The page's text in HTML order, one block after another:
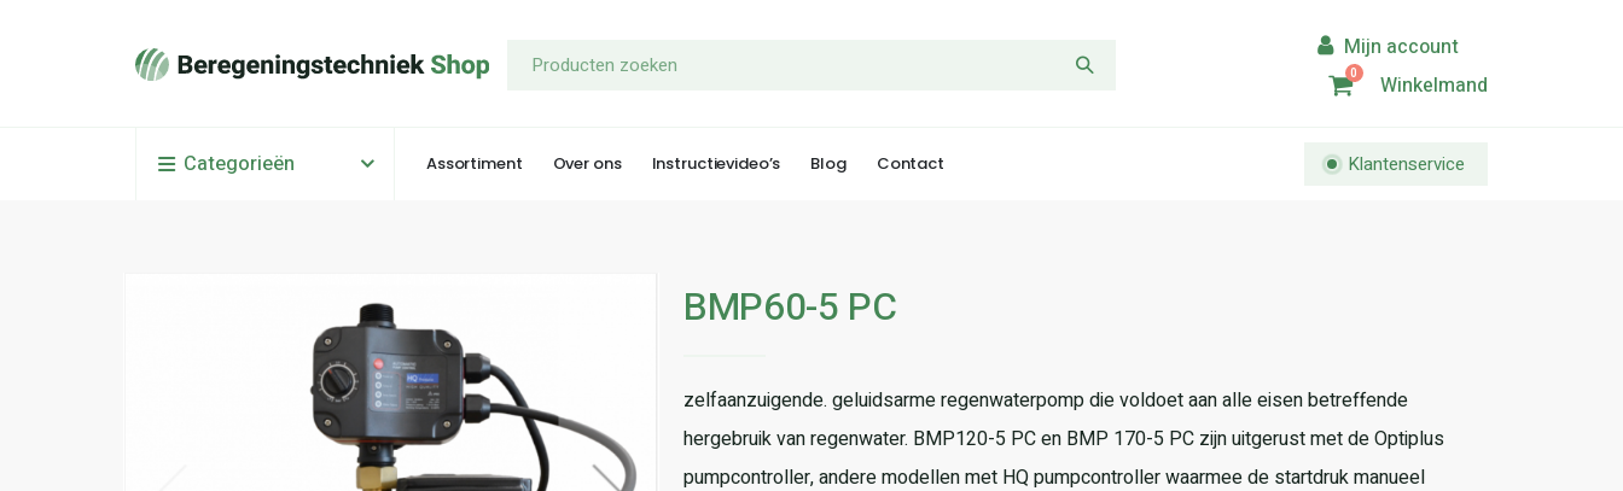
0 Winkelmand
Categorieën Assortiment Over ons Instructievideo’s Blog Contact Klantenservice
BMP60-5 PC
zelfaanzuigende. geluidsarme regenwaterpomp die voldoet aan alle eisen betreffende
hergebruik van regenwater. BMP120-5 PC en BMP 170-5 PC zijn uitgerust met de Optiplus
pumpcontroller, andere modellen met HQ pumpcontroller waarmee de startdruk manueel